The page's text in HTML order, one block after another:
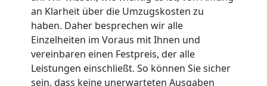
an Klarheit über die Umzugskosten zu
haben. Daher besprechen wir alle
Einzelheiten im Voraus mit Ihnen und
vereinbaren einen Festpreis, der alle
Leistungen einschließt. So können Sie sicher
sein, dass keine unerwarteten Ausgaben
Expressumzug
Leonding